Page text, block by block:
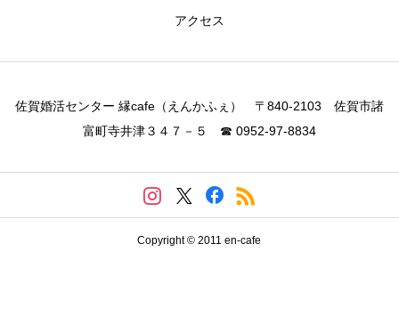
アクセス
佐賀婚活センター 縁cafe（えんかふぇ） 〒840-2103 佐賀市諸
富町寺井津３４７－５ ☎ 0952-97-8834
Copyright © 2011 en-cafe